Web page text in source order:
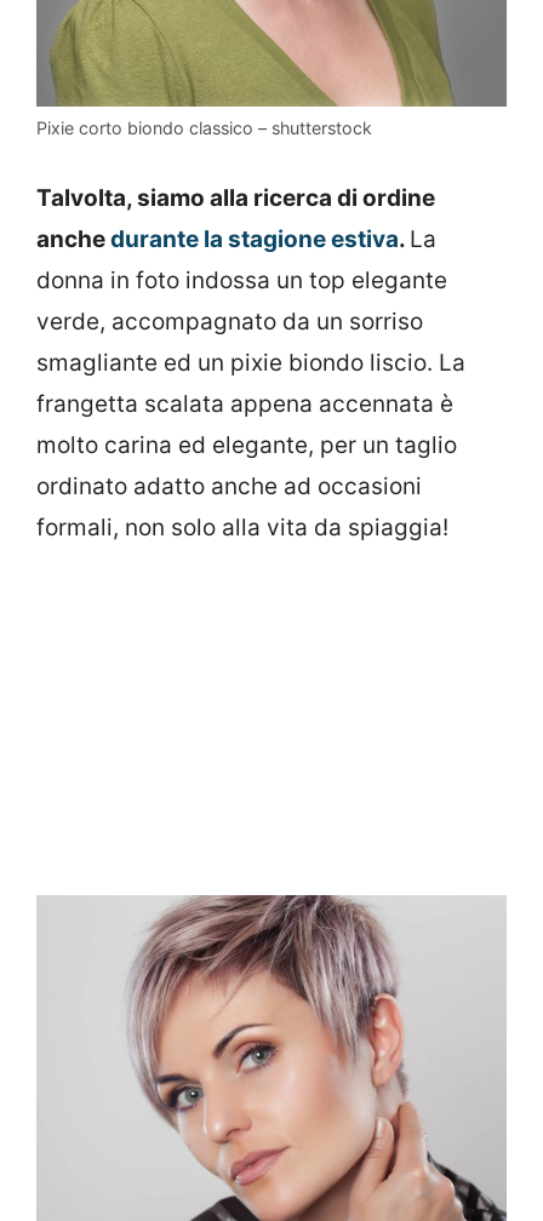
Pixie corto biondo classico – shutterstock
Talvolta, siamo alla ricerca di ordine
anchedurante la stagione estiva. La
donna in foto indossa un top elegante
verde, accompagnato da un sorriso
smagliante ed un pixie biondo liscio. La
frangetta scalata appena accennata è
molto carina ed elegante, per un taglio
ordinato adatto anche ad occasioni
formali, non solo alla vita da spiaggia!